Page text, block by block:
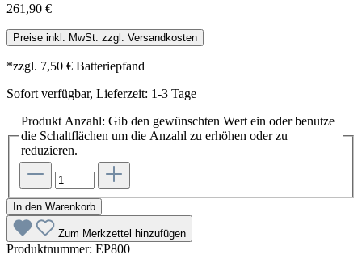
261,90 €
Preise inkl. MwSt. zzgl. Versandkosten
*zzgl. 7,50 € Batteriepfand
Sofort verfügbar, Lieferzeit: 1-3 Tage
Produkt Anzahl: Gib den gewünschten Wert ein oder benutze
die Schaltflächen um die Anzahl zu erhöhen oder zu
reduzieren.
In den Warenkorb
Zum Merkzettel hinzufügen
Produktnummer: EP800